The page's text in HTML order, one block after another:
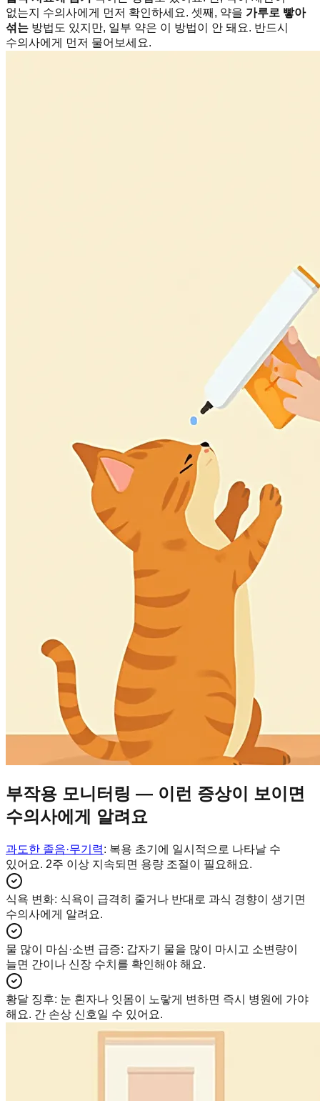
없는지 수의사에게 먼저 확인하세요. 셋째, 약을 가루로 빻아
섞는 방법도 있지만, 일부 약은 이 방법이 안 돼요. 반드시
수의사에게 먼저 물어보세요.
부작용 모니터링 — 이런 증상이 보이면
수의사에게 알려요
과도한 졸음·무기력: 복용 초기에 일시적으로 나타날 수
있어요. 2주 이상 지속되면 용량 조절이 필요해요.
식욕 변화: 식욕이 급격히 줄거나 반대로 과식 경향이 생기면
수의사에게 알려요.
물 많이 마심·소변 급증: 갑자기 물을 많이 마시고 소변량이
늘면 간이나 신장 수치를 확인해야 해요.
황달 징후: 눈 흰자나 잇몸이 노랗게 변하면 즉시 병원에 가야
해요. 간 손상 신호일 수 있어요.